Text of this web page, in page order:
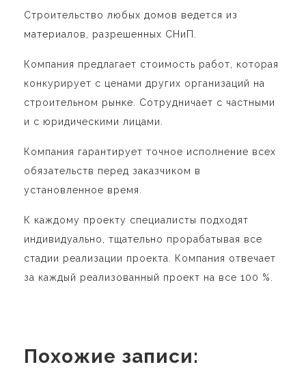
Строительство любых домов ведется из
материалов, разрешенных СНиП.
Компания предлагает стоимость работ, которая
конкурирует с ценами других организаций на
строительном рынке. Сотрудничает с частными
и с юридическими лицами.
Компания гарантирует точное исполнение всех
обязательств перед заказчиком в
установленное время.
К каждому проекту специалисты подходят
индивидуально, тщательно прорабатывая все
стадии реализации проекта. Компания отвечает
за каждый реализованный проект на все 100 %.
Похожие записи: